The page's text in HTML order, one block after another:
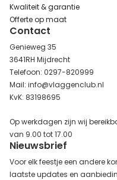
Kwaliteit & garantie
Offerte op maat
Contact
Genieweg 35
3641RH Mijdrecht
Telefoon: 0297-820999
Mail: info@vlaggenclub.nl
KvK: 83198695
Op werkdagen zijn wij
van 9.00 tot 17.00
Nieuwsbrief
Voor elk feestje een andere
laatste updates en